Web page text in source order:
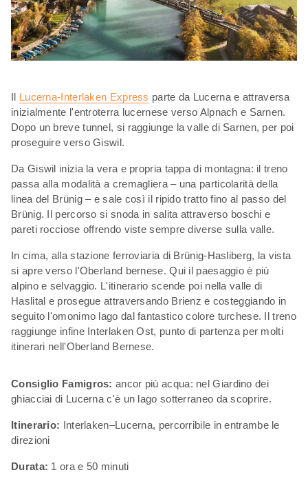
Il Lucerna-Interlaken Express parte da Lucerna e attraversa
inizialmente l'entroterra lucernese verso Alpnach e Sarnen.
Dopo un breve tunnel, si raggiunge la valle di Sarnen, per poi
proseguire verso Giswil.
Da Giswil inizia la vera e propria tappa di montagna: il treno
passa alla modalità a cremagliera – una particolarità della
linea del Brünig – e sale così il ripido tratto fino al passo del
Brünig. Il percorso si snoda in salita attraverso boschi e
pareti rocciose offrendo viste sempre diverse sulla valle.
In cima, alla stazione ferroviaria di Brünig-Hasliberg, la vista
si apre verso l'Oberland bernese. Qui il paesaggio è più
alpino e selvaggio. L'itinerario scende poi nella valle di
Haslital e prosegue attraversando Brienz e costeggiando in
seguito l'omonimo lago dal fantastico colore turchese. Il treno
raggiunge infine Interlaken Ost, punto di partenza per molti
itinerari nell'Oberland Bernese.
Consiglio Famigros: ancor più acqua: nel Giardino dei
ghiacciai di Lucerna c'è un lago sotterraneo da scoprire.
Itinerario: Interlaken–Lucerna, percorribile in entrambe le
direzioni
Durata: 1 ora e 50 minuti